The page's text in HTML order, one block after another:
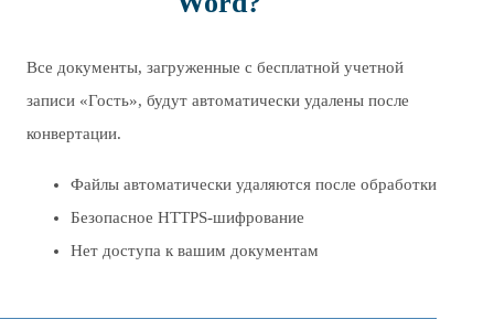
Все документы, загруженные с бесплатной учетной
записи «Гость», будут автоматически удалены после
конвертации.
Файлы автоматически удаляются после обработки
Безопасное HTTPS-шифрование
Нет доступа к вашим документам